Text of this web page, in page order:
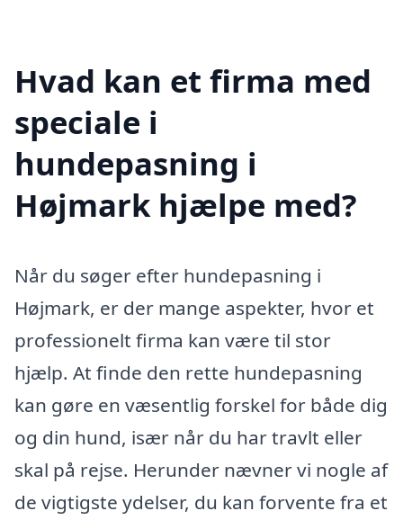
Hvad kan et firma med
speciale i
hundepasning i
Højmark hjælpe med?
Når du søger efter hundepasning i
Højmark, er der mange aspekter, hvor et
professionelt firma kan være til stor
hjælp. At finde den rette hundepasning
kan gøre en væsentlig forskel for både dig
og din hund, især når du har travlt eller
skal på rejse. Herunder nævner vi nogle af
de vigtigste ydelser, du kan forvente fra et